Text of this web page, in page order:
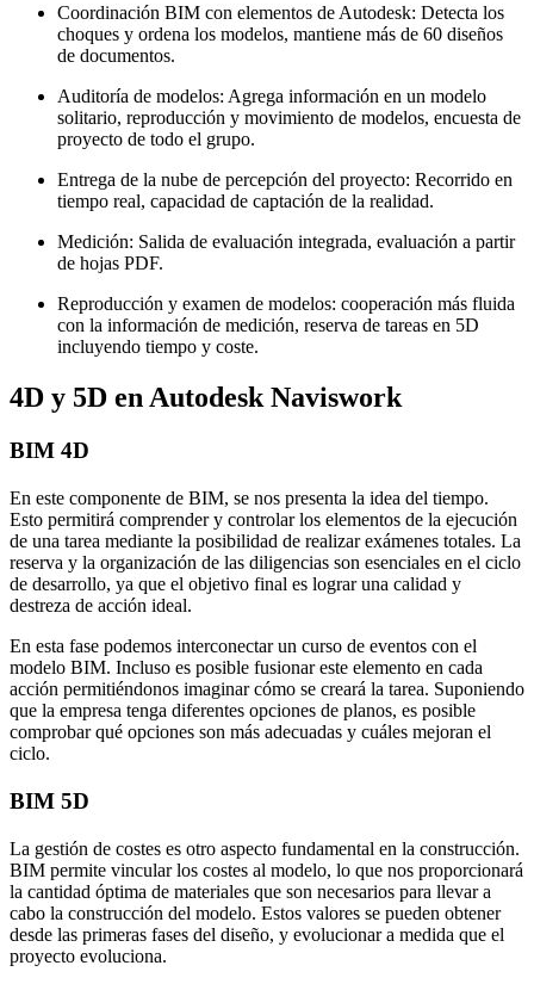
Coordinación BIM con elementos de Autodesk: Detecta los
choques y ordena los modelos, mantiene más de 60 diseños
de documentos.
Auditoría de modelos: Agrega información en un modelo
solitario, reproducción y movimiento de modelos, encuesta de
proyecto de todo el grupo.
Entrega de la nube de percepción del proyecto: Recorrido en
tiempo real, capacidad de captación de la realidad.
Medición: Salida de evaluación integrada, evaluación a partir
de hojas PDF.
Reproducción y examen de modelos: cooperación más fluida
con la información de medición, reserva de tareas en 5D
incluyendo tiempo y coste.
4D y 5D en Autodesk Naviswork
BIM 4D
En este componente de BIM, se nos presenta la idea del tiempo.
Esto permitirá comprender y controlar los elementos de la ejecución
de una tarea mediante la posibilidad de realizar exámenes totales. La
reserva y la organización de las diligencias son esenciales en el ciclo
de desarrollo, ya que el objetivo final es lograr una calidad y
destreza de acción ideal.
En esta fase podemos interconectar un curso de eventos con el
modelo BIM. Incluso es posible fusionar este elemento en cada
acción permitiéndonos imaginar cómo se creará la tarea. Suponiendo
que la empresa tenga diferentes opciones de planos, es posible
comprobar qué opciones son más adecuadas y cuáles mejoran el
ciclo.
BIM 5D
La gestión de costes es otro aspecto fundamental en la construcción.
BIM permite vincular los costes al modelo, lo que nos proporcionará
la cantidad óptima de materiales que son necesarios para llevar a
cabo la construcción del modelo. Estos valores se pueden obtener
desde las primeras fases del diseño, y evolucionar a medida que el
proyecto evoluciona.